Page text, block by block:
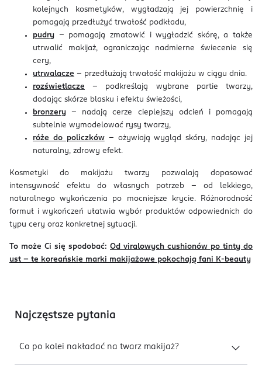
kolejnych kosmetyków, wygładzają jej powierzchnię i
pomagają przedłużyć trwałość podkładu,
pudry – pomagają zmatowić i wygładzić skórę, a także
utrwalić makijaż, ograniczając nadmierne świecenie się
cery,
utrwalacze – przedłużają trwałość makijażu w ciągu dnia.
rozświetlacze – podkreślają wybrane partie twarzy,
dodając skórze blasku i efektu świeżości,
bronzery – nadają cerze cieplejszy odcień i pomagają
subtelnie wymodelować rysy twarzy,
róże do policzków– ożywiają wygląd skóry, nadając jej
naturalny, zdrowy efekt.
Kosmetyki do makijażu twarzy pozwalają dopasować
intensywność efektu do własnych potrzeb - od lekkiego,
naturalnego wykończenia po mocniejsze krycie. Różnorodność
formuł i wykończeń ułatwia wybór produktów odpowiednich do
typu cery oraz konkretnej sytuacji.
To może Ci się spodobać: Od viralowych cushionów po tinty do
ust – te koreańskie marki makijażowe pokochają fani K-beauty
Najczęstsze pytania
Co po kolei nakładać na twarz makijaż?